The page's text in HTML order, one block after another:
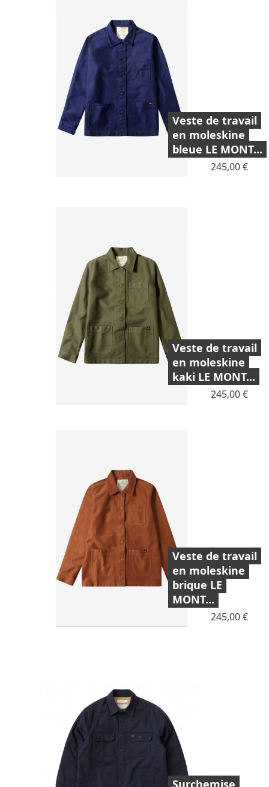
Veste de travail
en moleskine
bleue LE MONT...
Prix
245,00 €
Veste de travail
en moleskine
kaki LE MONT...
Prix
245,00 €
Veste de travail
en moleskine
brique LE
MONT...
Prix
245,00 €
Surchemise